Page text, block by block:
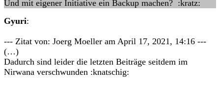
Und mit eigener Initiative ein Backup machen? :kratz:
Gyuri:
--- Zitat von: Joerg Moeller am April 17, 2021, 14:16 ---
(…)
Dadurch sind leider die letzten Beiträge seitdem im
Nirwana verschwunden :knatschig: